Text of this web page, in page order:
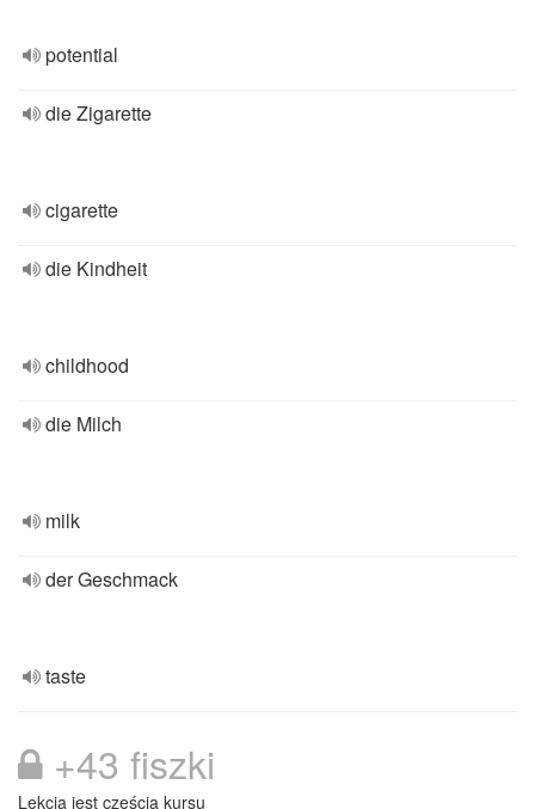
potential
die Zigarette
cigarette
die Kindheit
childhood
die Milch
milk
der Geschmack
taste
+43 fiszki
Lekcja jest częścią kursu